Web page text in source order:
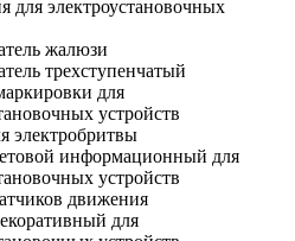
для электроустановочных
жалюзи
трехступенчатый
для
устройств
электробритвы
информационный для
устройств
движения
для